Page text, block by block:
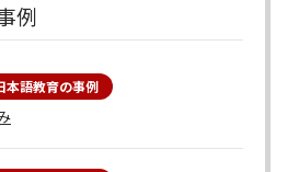
例
本語教育の事例